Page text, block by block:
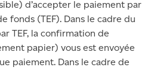
d’accepter le paiement par
fonds (TEF). Dans le cadre du
TEF, la confirmation de
papier) vous est envoyée
paiement. Dans le cadre de